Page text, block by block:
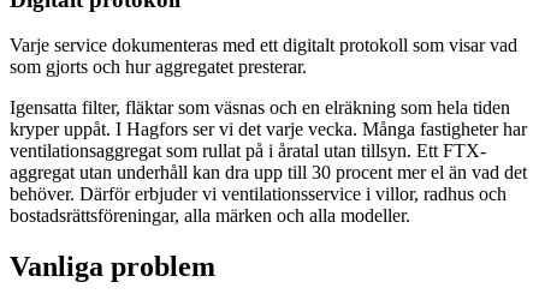
Varje service dokumenteras med ett digitalt protokoll som visar vad
som gjorts och hur aggregatet presterar.
Igensatta filter, fläktar som väsnas och en elräkning som hela tiden
kryper uppåt. I Hagfors ser vi det varje vecka. Många fastigheter har
ventilationsaggregat som rullat på i åratal utan tillsyn. Ett FTX-
aggregat utan underhåll kan dra upp till 30 procent mer el än vad det
behöver. Därför erbjuder vi ventilationsservice i villor, radhus och
bostadsrättsföreningar, alla märken och alla modeller.
Vanliga problem